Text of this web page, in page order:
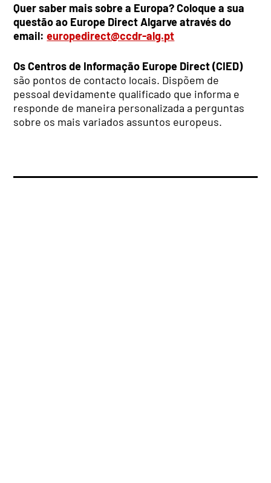
Quer saber mais sobre a Europa? Coloque a sua
questão ao Europe Direct Algarve através do
email:europedirect@ccdr-alg.pt
Os Centros de Informação Europe Direct (CIED)
são pontos de contacto locais. Dispõem de
pessoal devidamente qualificado que informa e
responde de maneira personalizada a perguntas
sobre os mais variados assuntos europeus.